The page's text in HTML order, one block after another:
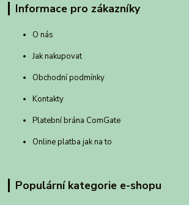
Informace pro zákazníky
O nás
Jak nakupovat
Obchodní podmínky
Kontakty
Platební brána ComGate
Online platba jak na to
Populární kategorie e-shopu